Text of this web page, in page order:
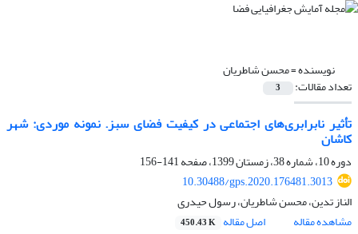
نویسنده =محسن شاطریان
تعداد مقالات: 3
تأثیر نابرابری‌های اجتماعی در کیفیت فضای سبز. نمونه موردی: شهر
کاشان
دوره 10، شماره 38، زمستان 1399، صفحه
141-156
10.30488/gps.2020.176481.3013
الناز تدین، محسن شاطریان، رسول حیدری
مشاهده مقاله
اصل مقاله 450.43 K